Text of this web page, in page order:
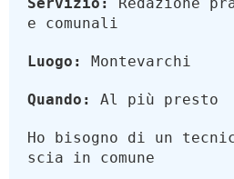
Servizio:
Redazione
e comunali
Luogo: Montevarchi
Quando: Al più presto
Ho bisogno di un
scia in comune